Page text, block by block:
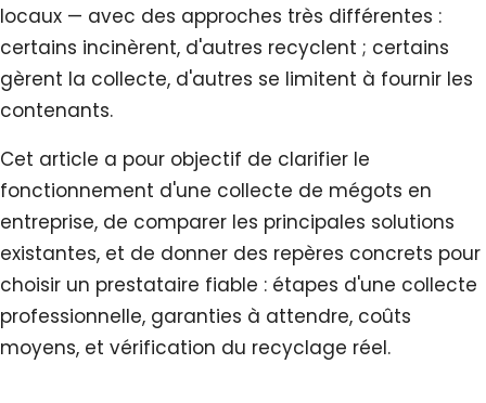
locaux — avec des approches très différentes :
certains incinèrent, d'autres recyclent ; certains
gèrent la collecte, d'autres se limitent à fournir les
contenants.
Cet article a pour objectif de clarifier le
fonctionnement d'une collecte de mégots en
entreprise, de comparer les principales solutions
existantes, et de donner des repères concrets pour
choisir un prestataire fiable : étapes d'une collecte
professionnelle, garanties à attendre, coûts
moyens, et vérification du recyclage réel.